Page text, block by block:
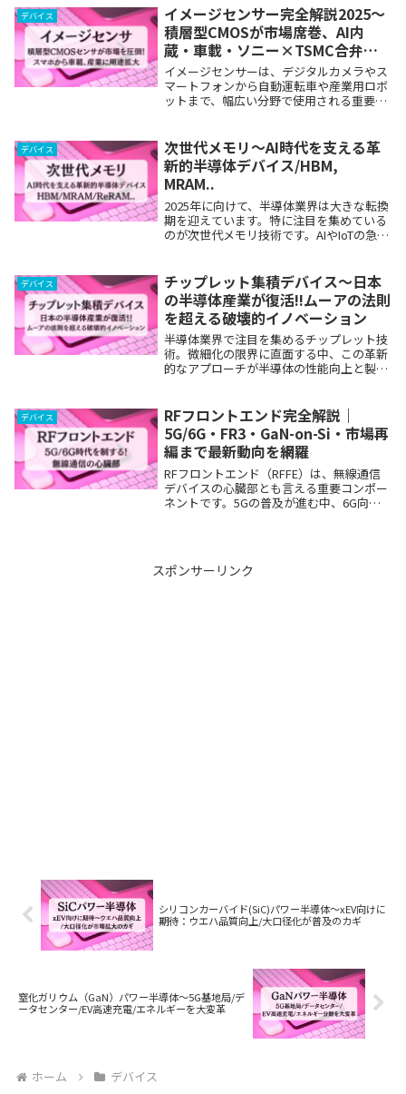
トップ向け「Core Ultra 20...
デバイス
イメージセンサー完全解説2025～
積層型CMOSが市場席巻、AI内
蔵・車載・ソニー×TSMC合弁ま
で最新動向
イメージセンサーは、デジタルカメラやス
マートフォンから自動運転車や産業用ロボ
ットまで、幅広い分野で使用される重要な
場規模、主要メーカーまでを詳しく解説し
ます。202...
デバイス
次世代メモリ～AI時代を支える革
新的半導体デバイス/HBM,
MRAM..
2025年に向けて、半導体業界は大きな転換
期を迎えています。特に注目を集めている
のが次世代メモリ技術です。AIやIoTの急速
す。本記事では、次世代メモリ技術の最新
動...
デバイス
チップレット集積デバイス〜日本
の半導体産業が復活!!ムーアの法則
を超える破壊的イノベーション
半導体業界で注目を集めるチップレット技
術。微細化の限界に直面する中、この革新
的なアプローチが半導体の性能向上と製造
規模、技術的課題まで、包括的に解説しま
す。チップレ...
デバイス
RFフロントエンド完全解説｜
5G/6G・FR3・GaN-on-Si・市場再
編まで最新動向を網羅
RFフロントエンド（RFFE）は、無線通信
デバイスの心臓部とも言える重要コンポー
ネントです。5Gの普及が進む中、6G向け
スポンサーリンク
シリコンカーバイド(SiC)パワー半導体〜xEV向けに
期待：ウエハ品質向上/大口径化が普及のカギ
窒化ガリウム（GaN）パワー半導体〜5G基地局/デ
ータセンター/EV高速充電/エネルギーを大変革
ホーム デバイス